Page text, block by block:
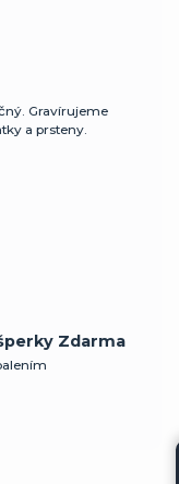
Gravírujeme
a prsteny.
Zdarma